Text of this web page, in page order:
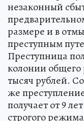
незаконный
размере и в
преступным
Преступница
колонии
тысяч рублей.
же
получает от 9
строгого